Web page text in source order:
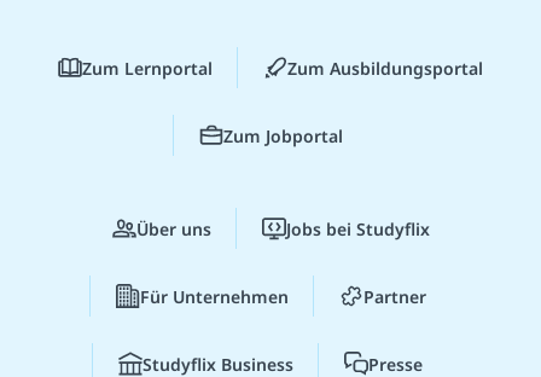
Zum Lernportal Zum Ausbildungsportal
Zum Jobportal
Über uns Jobs bei Studyflix
Für Unternehmen Partner
Studyflix Business Presse